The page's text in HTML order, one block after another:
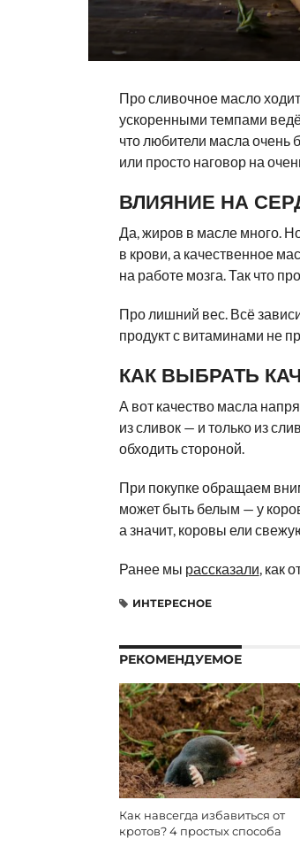
Про сливочное масло
ускоренными темпами
что любители масла очень
или просто наговор на
ВЛИЯНИЕ НА
Да, жиров в масле много.
в крови, а качественное
на работе мозга. Так что
Про лишний вес. Всё
продукт с витаминами не
КАК ВЫБРАТЬ
А вот качество масла
из сливок — и только из
обходить стороной.
При покупке обращаем
может быть белым — у
а значит, коровы ели
Ранее мы рассказали, как
ИНТЕРЕСНОЕ
РЕКОМЕНДУЕМОЕ
Как навсегда избавиться от
кротов? 4 простых способа